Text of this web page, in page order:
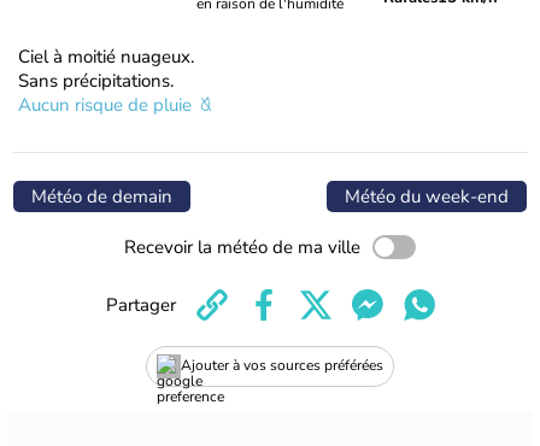
en raison de l'humidité
Ciel à moitié nuageux.
Sans précipitations.
Aucun risque de pluie
Météo de demain Météo du week-end
Recevoir la météo de ma ville
Ajouter à vos sources préférées
Partager